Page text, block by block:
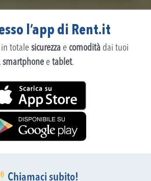
l’app di Rent.it
in totalesicurezza e comodità dai tuoi
smartphone etablet.
Chiamaci subito!